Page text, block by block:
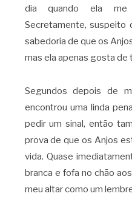
dia quando ela me
Secretamente, suspeito
sabedoria de que os
mas ela apenas gosta de
Segundos depois de
encontrou uma linda
pedir um sinal, então
prova de que os Anjos
vida. Quase
branca e fofa no chão
meu altar como um